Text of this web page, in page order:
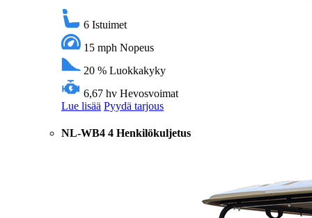
6 Istuimet
15 mph Nopeus
20 % Luokkakyky
6,67 hv Hevosvoimat
Lue lisää Pyydä tarjous
NL-WB4 4 Henkilökuljetus